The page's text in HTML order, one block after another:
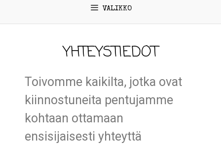
VALIKKO
YHTEYSTIEDOT
Toivomme kaikilta, jotka ovat
kiinnostuneita pentujamme
kohtaan ottamaan
ensisijaisesti yhteyttä